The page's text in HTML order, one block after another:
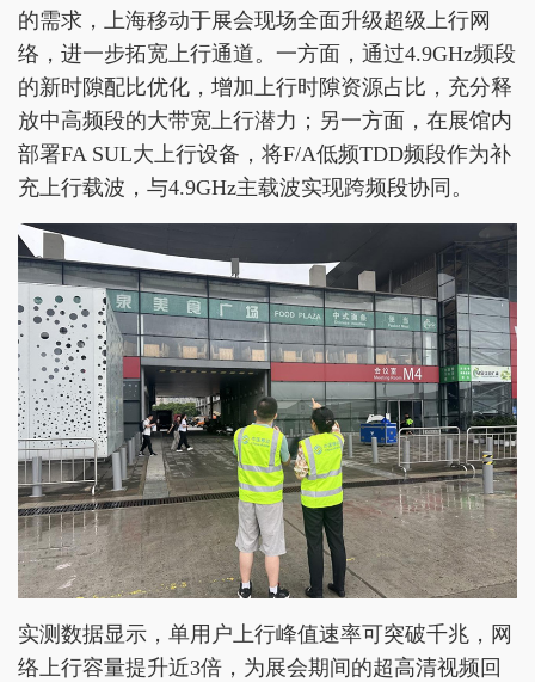
的需求，上海移动于展会现场全面升级超级上行网
络，进一步拓宽上行通道。一方面，通过4.9GHz频段
的新时隙配比优化，增加上行时隙资源占比，充分释
放中高频段的大带宽上行潜力；另一方面，在展馆内
部署FA SUL大上行设备，将F/A低频TDD频段作为补
充上行载波，与4.9GHz主载波实现跨频段协同。
实测数据显示，单用户上行峰值速率可突破千兆，网
络上行容量提升近3倍，为展会期间的超高清视频回